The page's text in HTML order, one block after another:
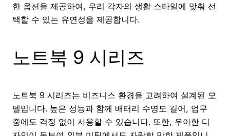
한 옵션을 제공하여, 우리 각자의 생활 스타일에 맞춰 선
택할 수 있는 유연성을 제공합니다.
노트북 9 시리즈
노트북 9 시리즈는 비즈니스 환경을 고려하여 설계된 모
델입니다. 높은 성능과 함께 배터리 수명도 길어, 업무
중에도 걱정 없이 사용할 수 있습니다. 또한, 우아한 디